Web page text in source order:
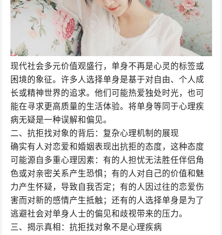
现代社会多元价值观盛行，单身不再是心灵的标签或
困境的象征。许多人选择单身是基于对自由、个人成
长或精神世界的追求。他们可能热爱独处时光，也可
能在寻求更高质量的生活体验。将单身等同于心理疾
病无疑是一种误解和偏见。
二、抗拒找对象的背后：复杂心理机制的展现
确实有人对恋爱和婚姻表现出抗拒的态度，这种态度
可能源自多重心理因素：有的人担忧无法胜任伴侣角
色或对亲密关系产生恐惧；有的人对自己的价值和魅
力产生怀疑，导致自我否定；有的人因过往的恋爱伤
害而对新的感情产生抵触；还有的人选择单身是为了
逃避社会对单身人士的偏见和歧视带来的压力。
三、揭示真相：抗拒找对象不是心理疾病